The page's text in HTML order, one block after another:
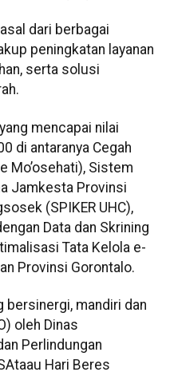
dari berbagai
peningkatan layanan
serta solusi
mencapai nilai
di antaranya Cegah
Mo’osehati), Sistem
Jamkesta Provinsi
(SPIKER UHC),
Data dan Skrining
Tata Kelola e-
Provinsi Gorontalo.
bersinergi, mandiri dan
oleh Dinas
Perlindungan
Hari Beres